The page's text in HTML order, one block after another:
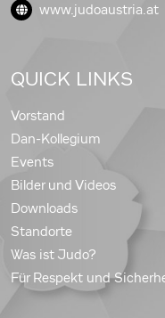
www.judoaustria.at
QUICK LINKS
Vorstand
Dan-Kollegium
Events
Bilder und Videos
Downloads
Standorte
Was ist Judo?
Für Respekt und